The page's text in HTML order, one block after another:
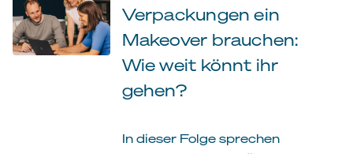
Verpackungen ein
Makeover brauchen:
Wie weit könnt ihr
gehen?
In dieser Folge sprechen